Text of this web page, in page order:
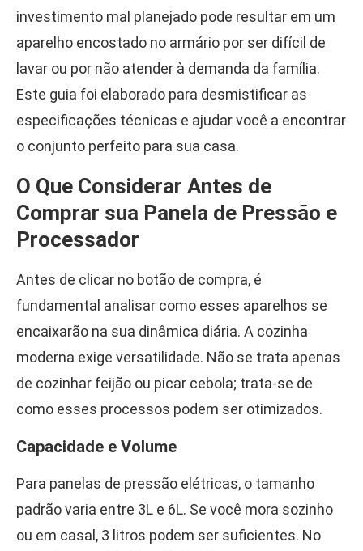
investimento mal planejado pode resultar em um
aparelho encostado no armário por ser difícil de
lavar ou por não atender à demanda da família.
Este guia foi elaborado para desmistificar as
especificações técnicas e ajudar você a encontrar
o conjunto perfeito para sua casa.
O Que Considerar Antes de
Comprar sua Panela de Pressão e
Processador
Antes de clicar no botão de compra, é
fundamental analisar como esses aparelhos se
encaixarão na sua dinâmica diária. A cozinha
moderna exige versatilidade. Não se trata apenas
de cozinhar feijão ou picar cebola; trata-se de
como esses processos podem ser otimizados.
Capacidade e Volume
Para panelas de pressão elétricas, o tamanho
padrão varia entre 3L e 6L. Se você mora sozinho
ou em casal, 3 litros podem ser suficientes. No